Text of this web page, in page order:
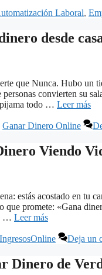
Laboral,
desde
que Nunca. Hubo un
convierten su
pijama todo … Leer más
Ganar Dinero Online
Viendo
estás acostado en tu
promete: «Gana
… Leer más
IngresosOnline Deja un
Dinero de